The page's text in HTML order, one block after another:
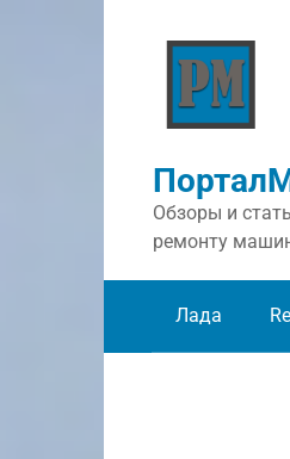
Обзоры и
ремонту
Лада